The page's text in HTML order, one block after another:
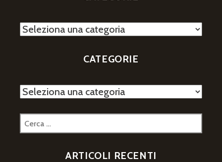
Categorie
CATEGORIE
Categorie
Ricerca
per:
ARTICOLI RECENTI